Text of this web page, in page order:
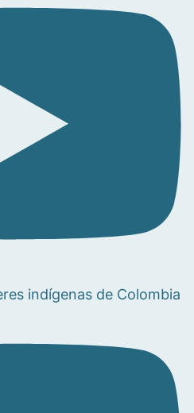
indígenas de Colombia